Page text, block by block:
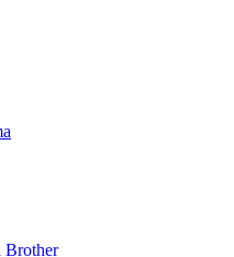
Brother